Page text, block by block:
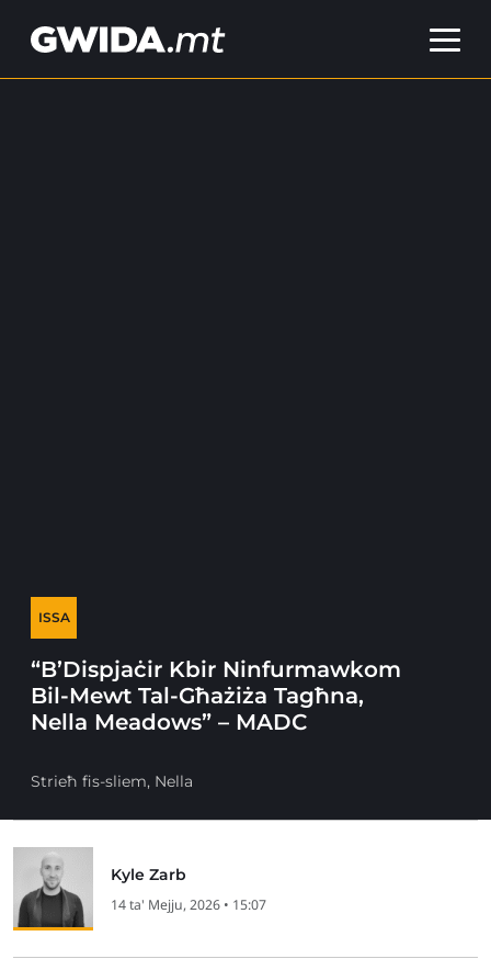
ISSA
“B’Dispjaċir Kbir Ninfurmawkom
Bil-Mewt Tal-Għażiża Tagħna,
Nella Meadows” – MADC
Strieħ fis-sliem, Nella
Kyle Zarb
14 ta' Mejju, 2026 • 15:07